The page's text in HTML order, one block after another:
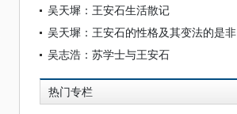
吴天墀：王安石生活散记
吴天墀：王安石的性格及其变法的是非
吴志浩：苏学士与王安石
热门专栏